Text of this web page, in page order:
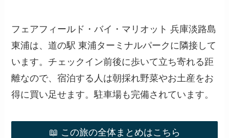
フェアフィールド・バイ・マリオット 兵庫淡路島
東浦は、道の駅 東浦ターミナルパークに隣接して
います。チェックイン前後に歩いて立ち寄れる距
離なので、宿泊する人は朝採れ野菜やお土産をお
得に買い足せます。駐車場も完備されています。
📖 この旅の全体まとめはこちら